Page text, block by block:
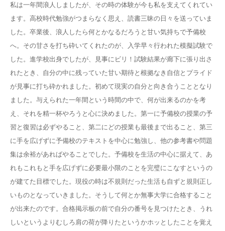
私は一年間浪人しましたが、その時の体験が今も私を支えてくれてい
ます。高校時代勉強がつまらなく思え、読書三昧の日々を送っていま
した。卒業後、浪人したら何とかなるだろうと甘い気持ちで予備校
へ。その甘さを打ち砕いてくれたのが、入学早々行われた模擬試験で
した。進学校出身でしたが、見事にビリ！試験結果が廊下に張り出さ
れたとき、自分の中に残っていた甘い期待と根拠なき自信とプライド
が見事に打ち砕かれました。初めて現実の自分と向き合うこととなり
ました。与えられた一年間という時間の中で、何が出来るのかを考
え、それを精一杯やろうと心に決めました。第一に予備校の授業の予
習と復習は必ずやること、第二にどの授業も最後まで出ること、第三
に手を広げずに予備校のテキストを中心に勉強し、他の参考書や問題
集は余裕があればやることでした。予備校を生活の中心に据えて、あ
れもこれもと手を広げずに必要最小限のことを完璧にこなすというの
が建てた目標でした。現役の時は不規則だった生活も自ずと規則正し
いものとなっていきました。そうして何とか無事大学に合格すること
が出来たのです。合格掲示板の前で自分の番号を見つけたとき、うれ
しいというよりむしろ肩の荷が降りたというかホッとしたことを覚え
アクセス
塾長＆スタッフのお話ブログ